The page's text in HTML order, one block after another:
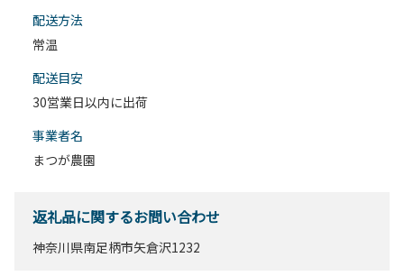
配送⽅法
常温
配送目安
30営業日以内に出荷
事業者名
まつが農園
返礼品に関するお問い合わせ
神奈川県南足柄市矢倉沢1232